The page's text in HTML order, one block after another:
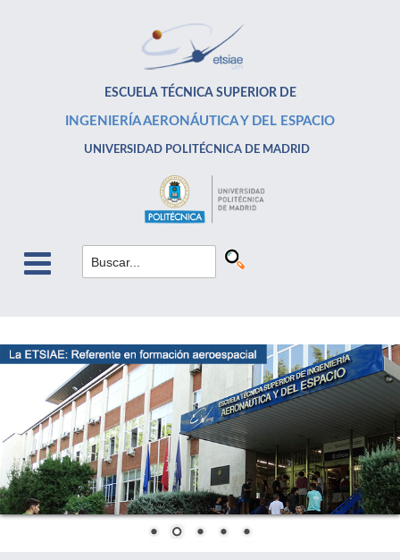
ESCUELA TÉCNICA SUPERIOR DE
INGENIERÍA AERONÁUTICA Y DEL ESPACIO
UNIVERSIDAD POLITÉCNICA DE MADRID